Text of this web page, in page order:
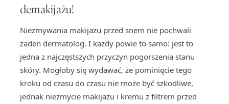
demakijażu!
Niezmywania makijażu przed snem nie pochwali
żaden dermatolog. I każdy powie to samo: jest to
jedna z najczęstszych przyczyn pogorszenia stanu
skóry. Mogłoby się wydawać, że pominięcie tego
kroku od czasu do czasu nie może być szkodliwe,
jednak niezmycie makijażu i kremu z filtrem przed